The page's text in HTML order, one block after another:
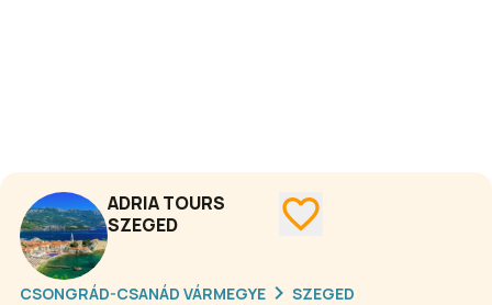
ADRIA TOURS
SZEGED
CSONGRÁD-CSANÁD VÁRMEGYE SZEGED